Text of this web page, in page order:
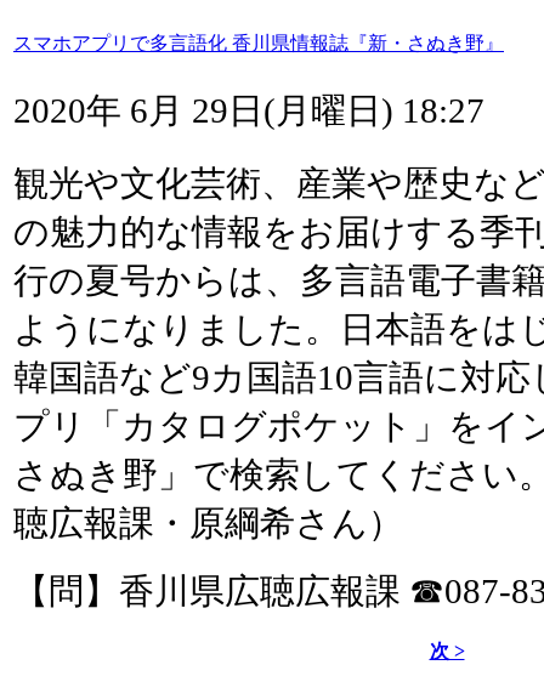
スマホアプリで多言語化 香川県情報誌『新・さぬき野』
2020年 6月 29日(月曜日) 18:27
観光や文化芸術、産業や歴史な
の魅力的な情報をお届けする季
行の夏号からは、多言語電子書
ようになりました。日本語をは
韓国語など9カ国語10言語に対
プリ「カタログポケット」をイ
さぬき野」で検索してください
聴広報課・原綱希さん）
【問】香川県広聴広報課 ☎087-
次 >